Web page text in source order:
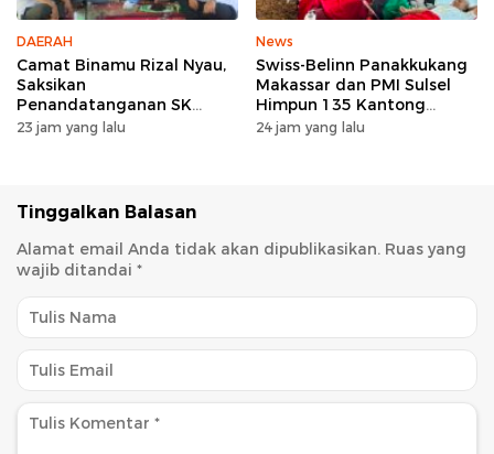
DAERAH
Camat Binamu Rizal Nyau,
Saksikan
Penandatanganan SK
Pengurus KWKD, Tegaskan
23 jam yang lalu
News
Swiss-Belinn Panakkukang
Makassar dan PMI Sulsel
Himpun 135 Kantong
Darah Lewat Aksi Donor
24 jam yang lalu
Tinggalkan Balasan
Alamat email Anda tidak akan dipublikasikan. Ruas yang
wajib ditandai *